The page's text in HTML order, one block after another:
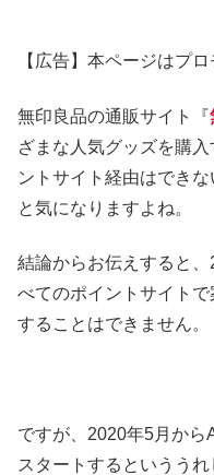
【広告】本ページはプ
無印良品の通販サイト『
ざまな人気グッズを購
ントサイト経由はでき
と気になりますよね。
結論からお伝えすると
べてのポイントサイト
することはできません。
ですが、2020年5月か
スタートするといううれ